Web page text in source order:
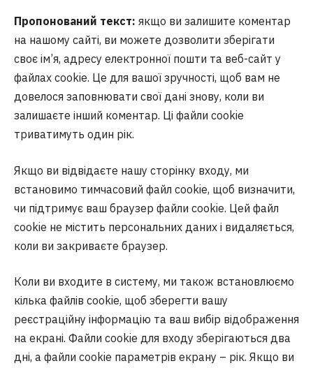
Пропонований текст: якщо ви залишите коментар
на нашому сайті, ви можете дозволити зберігати
своє ім’я, адресу електронної пошти та веб-сайт у
файлах cookie. Це для вашої зручності, щоб вам не
довелося заповнювати свої дані знову, коли ви
залишаєте інший коментар. Ці файли cookie
триватимуть один рік.
Якщо ви відвідаєте нашу сторінку входу, ми
встановимо тимчасовий файл cookie, щоб визначити,
чи підтримує ваш браузер файли cookie. Цей файл
cookie не містить персональних даних і видаляється,
коли ви закриваєте браузер.
Коли ви входите в систему, ми також встановлюємо
кілька файлів cookie, щоб зберегти вашу
реєстраційну інформацію та ваш вибір відображення
на екрані. Файли cookie для входу зберігаються два
дні, а файли cookie параметрів екрану – рік. Якщо ви